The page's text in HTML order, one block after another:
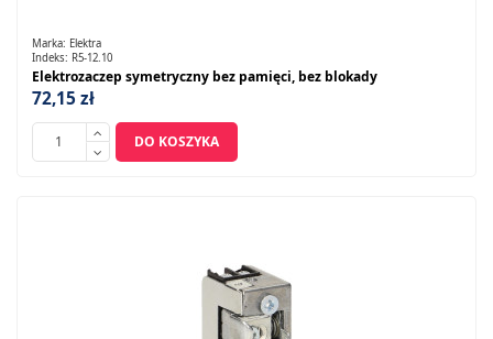
Marka: Elektra
Indeks: R5-12.10
Elektrozaczep symetryczny bez pamięci, bez blokady
72,15 zł
DO KOSZYKA